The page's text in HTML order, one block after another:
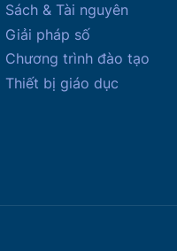
Sách & Tài nguyên
Giải pháp số
Chương trình đào tạo
Thiết bị giáo dục